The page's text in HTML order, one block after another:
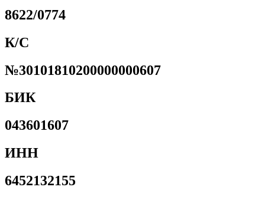
8622/0774
К/С
№30101810200000000607
БИК
043601607
ИНН
6452132155